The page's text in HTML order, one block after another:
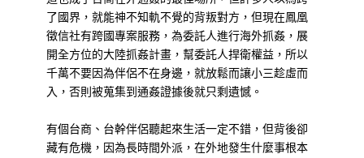
了國界，就能神不知軌不覺的背叛對方，但現在鳳凰
徵信社有跨國專案服務，為委託人進行海外抓姦，展
開全方位的大陸抓姦計畫，幫委託人捍衛權益，所以
千萬不要因為伴侶不在身邊，就放鬆而讓小三趁虛而
入，否則被蒐集到通姦證據後就只剩遺憾。
有個台商、台幹伴侶聽起來生活一定不錯，但背後卻
藏有危機，因為長時間外派，在外地發生什麼事根本